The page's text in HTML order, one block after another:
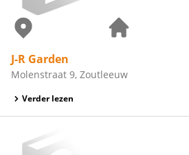
J-R Garden
Molenstraat 9, Zoutleeuw
Verder lezen